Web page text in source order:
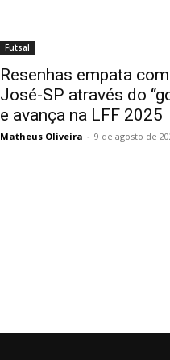
Futsal
Resenhas empata
José-SP através do
e avança na LFF 2025
Matheus Oliveira - 9 de agosto de